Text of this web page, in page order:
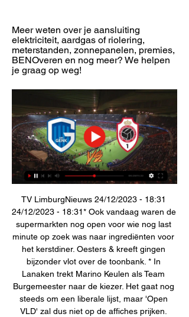
Meer weten over je aansluiting
elektriciteit, aardgas of riolering,
meterstanden, zonnepanelen, premies,
BENOveren en nog meer? We helpen
je graag op weg!
TV LimburgNieuws 24/12/2023 - 18:31
24/12/2023 - 18:31* Ook vandaag waren de
supermarkten nog open voor wie nog last
minute op zoek was naar ingrediënten voor
het kerstdiner. Oesters & kreeft gingen
bijzonder vlot over de toonbank. * In
Lanaken trekt Marino Keulen als Team
Burgemeester naar de kiezer. Het gaat nog
steeds om een liberale lijst, maar 'Open
VLD' zal dus niet op de affiches prijken.